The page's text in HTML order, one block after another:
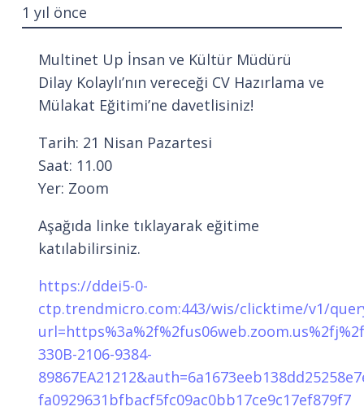
1 yıl önce
Multinet Up İnsan ve Kültür Müdürü
Dilay Kolaylı’nın vereceği CV Hazırlama ve
Mülakat Eğitimi’ne davetlisiniz!
Tarih: 21 Nisan Pazartesi
Saat: 11.00
Yer: Zoom
Aşağıda linke tıklayarak eğitime
katılabilirsiniz.
https://ddei5-0-
ctp.trendmicro.com:443/wis/clicktime/v1/
330B-2106-9384-
fa0929631bfbacf5fc09ac0bb17ce9c17ef879f7